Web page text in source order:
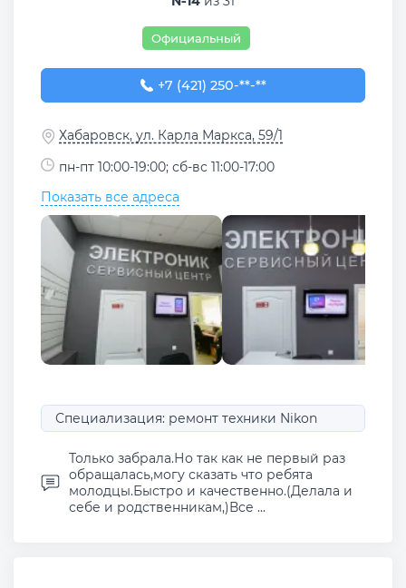
Официальный
+7 (421) 250-00-66
+7 (421) 250-**-**
Хабаровск, ул. Карла Маркса, 59/1
пн-пт 10:00-19:00; сб-вс 11:00-17:00
Показать все адреса
Специализация: ремонт техники Nikon
Только забрала.Но так как не первый раз
обращалась,могу сказать что ребята
молодцы.Быстро и качественно.(Делала и
себе и родственникам,)Все ...